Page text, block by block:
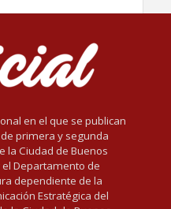
en el que se publican
primera y segunda
la Ciudad de Buenos
Departamento de
dependiente de la
Estratégica del